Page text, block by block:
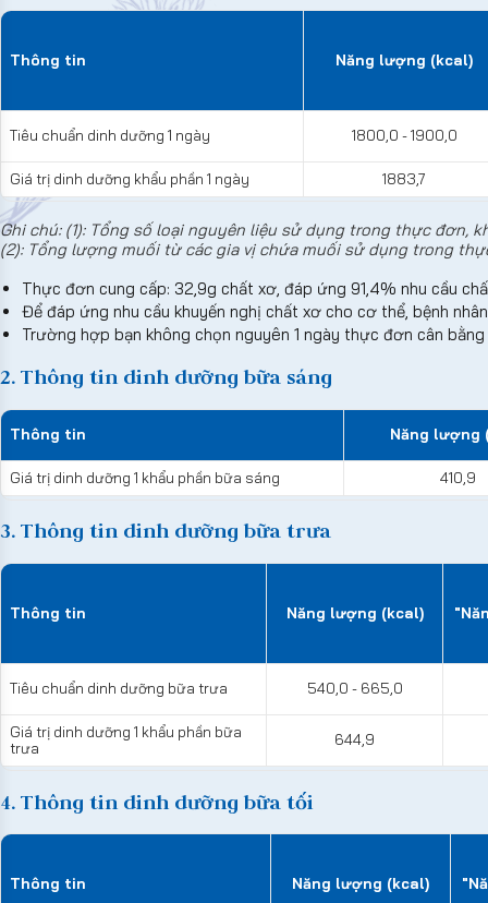
Thông tin Năng lượng (kcal)
Tiêu chuẩn dinh dưỡng 1 ngày 1800,0 - 1900,0
Giá trị dinh dưỡng khẩu phần 1 ngày 1883,7
Ghi chú: (1): Tổng số loại nguyên liệu sử dụng trong thực đơn,
(2): Tổng lượng muối từ các gia vị chứa muối sử dụng trong
Thực đơn cung cấp: 32,9g chất xơ, đáp ứng 91,4% nhu cầu
Để đáp ứng nhu cầu khuyến nghị chất xơ cho cơ thể, bệnh
Trường hợp bạn không chọn nguyên 1 ngày thực đơn cân
2. Thông tin dinh dưỡng bữa sáng
Thông tin Năng lượng
Giá trị dinh dưỡng 1 khẩu phần bữa sáng 410,9
3. Thông tin dinh dưỡng bữa trưa
Thông tin Năng lượng (kcal)
Tiêu chuẩn dinh dưỡng bữa trưa 540,0 - 665,0
Giá trị dinh dưỡng 1 khẩu phần bữa
trưa
644,9
4. Thông tin dinh dưỡng bữa tối
Thông tin Năng lượng (kcal)